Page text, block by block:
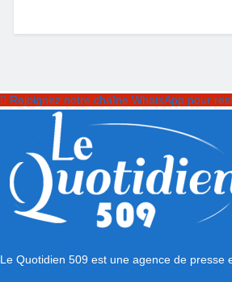
Rejoignez notre chaîne WhatsApp pour
Le Quotidien 509 est une agence de